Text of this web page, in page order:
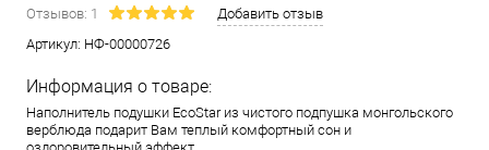
Отзывов: 1
Добавить отзыв
Артикул: НФ-00000726
Информация о товаре:
Наполнитель подушки EcoStar из чистого подпушка монгольского
верблюда подарит Вам теплый комфортный сон и